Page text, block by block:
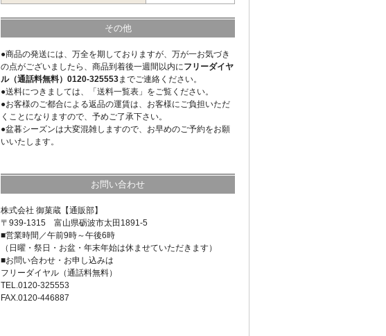
その他
●商品の発送には、万全を期しておりますが、万が一お気づき
の点がございましたら、商品到着後一週間以内にフリーダイヤ
ル（通話料無料）0120-325553までご連絡ください。
●送料につきましては、「送料一覧表」をご覧ください。
●お客様のご都合による返品の運賃は、お客様にご負担いただ
くことになりますので、予めご了承下さい。
●盆暮シーズンは大変混雑しますので、お早めのご予約をお願
いいたします。
お問い合わせ
株式会社 御菓蔵【通販部】
〒939-1315 富山県砺波市太田1891-5
■営業時間／午前9時～午後6時
（日曜・祭日・お盆・年末年始は休ませていただきます）
■お問い合わせ・お申し込みは
フリーダイヤル（通話料無料）
TEL.0120-325553
FAX.0120-446887